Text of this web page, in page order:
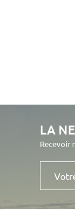
LA
Recevoir
Votre
mail